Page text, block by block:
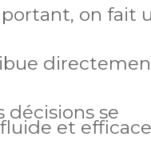
on fait
décisions se
et